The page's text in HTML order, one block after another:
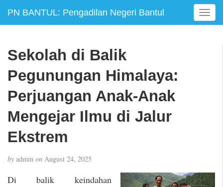
PN BANTUL: Pengadilan Negeri Bantul
T
o
n
Sekolah di Balik
Pegunungan Himalaya:
Perjuangan Anak-Anak
Mengejar Ilmu di Jalur
Ekstrem
by admin on August 24, 2025
Di balik keindahan